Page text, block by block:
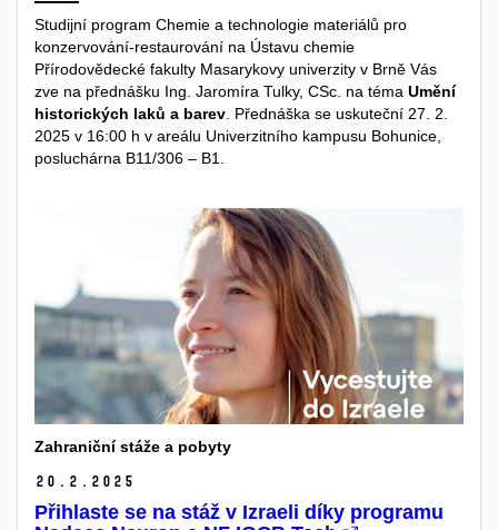
Studijní program Chemie a technologie materiálů pro
konzervování-restaurování na Ústavu chemie
Přírodovědecké fakulty Masarykovy univerzity v Brně Vás
zve na přednášku Ing. Jaromíra Tulky, CSc. na téma Umění
historických laků a barev. Přednáška se uskuteční 27. 2.
2025 v 16:00 h v areálu Univerzitního kampusu Bohunice,
posluchárna B11/306 – B1.
Zahraniční stáže a pobyty
20. 2. 2025
Přihlaste se na stáž v Izraeli díky programu